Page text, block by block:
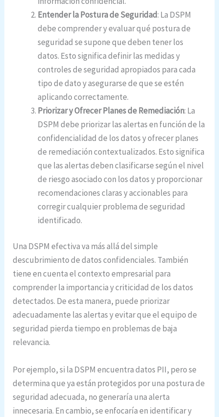
Entender la Postura de Seguridad: La DSPM
debe comprender y evaluar qué postura de
seguridad se supone que deben tener los
datos. Esto significa definir las medidas y
controles de seguridad apropiados para cada
tipo de dato y asegurarse de que se estén
aplicando correctamente.
Priorizar y Ofrecer Planes de Remediación: La
DSPM debe priorizar las alertas en función de la
confidencialidad de los datos y ofrecer planes
de remediación contextualizados. Esto significa
que las alertas deben clasificarse según el nivel
de riesgo asociado con los datos y proporcionar
recomendaciones claras y accionables para
corregir cualquier problema de seguridad
identificado.
Una DSPM efectiva va más allá del simple
descubrimiento de datos confidenciales. También
tiene en cuenta el contexto empresarial para
comprender la importancia y criticidad de los datos
detectados. De esta manera, puede priorizar
adecuadamente las alertas y evitar que el equipo de
seguridad pierda tiempo en problemas de baja
relevancia.
Por ejemplo, si la DSPM encuentra datos PII, pero se
determina que ya están protegidos por una postura de
seguridad adecuada, no generaría una alerta
innecesaria. En cambio, se enfocaría en identificar y